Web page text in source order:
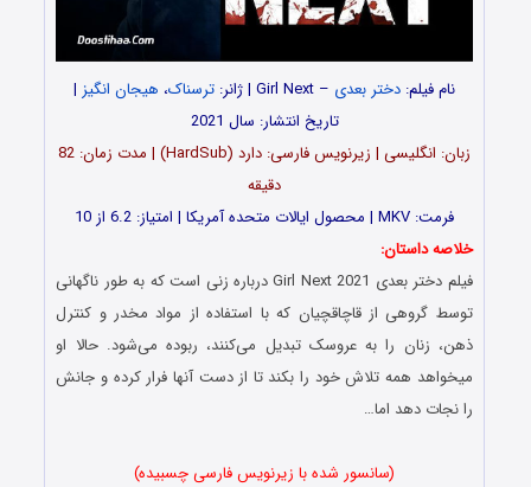
نام فیلم: دختر بعدی – Girl Next | ژانر: ترسناک، هیجان انگیز |
تاریخ انتشار: سال 2021
زبان: انگلیسی | زیرنویس فارسی: دارد (HardSub) | مدت زمان: 82
دقیقه
فرمت: MKV | محصول ایالات متحده آمریکا | امتیاز: 6.2 از 10
خلاصه داستان:
فیلم دختر بعدی Girl Next 2021 درباره زنی است که به طور ناگهانی
توسط گروهی از قاچاقچیان که با استفاده از مواد مخدر و کنترل
ذهن، زنان را به عروسک تبدیل می‌کنند، ربوده می‌شود. حالا او
میخواهد همه تلاش خود را بکند تا از دست آنها فرار کرده و جانش
را نجات دهد اما…
(سانسور شده با زیرنویس فارسی چسبیده)